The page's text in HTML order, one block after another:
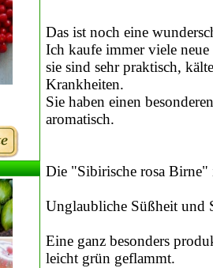
Das ist noch eine
Ich kaufe immer viele
sie sind sehr praktisch,
Krankheiten.
Sie haben einen
aromatisch.
Die "Sibirische rosa Birne"
Unglaubliche Süßheit und
Eine ganz besonders
leicht grün geflammt.